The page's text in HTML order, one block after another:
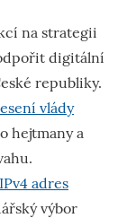
na strategii
digitální
republiky.
vlády
hejtmany a
adres
výbor